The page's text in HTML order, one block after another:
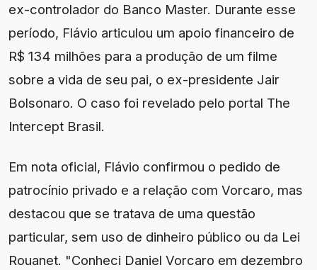
ex-controlador do Banco Master. Durante esse
período, Flávio articulou um apoio financeiro de
R$ 134 milhões para a produção de um filme
sobre a vida de seu pai, o ex-presidente Jair
Bolsonaro. O caso foi revelado pelo portal The
Intercept Brasil.
Em nota oficial, Flávio confirmou o pedido de
patrocínio privado e a relação com Vorcaro, mas
destacou que se tratava de uma questão
particular, sem uso de dinheiro público ou da Lei
Rouanet. "Conheci Daniel Vorcaro em dezembro